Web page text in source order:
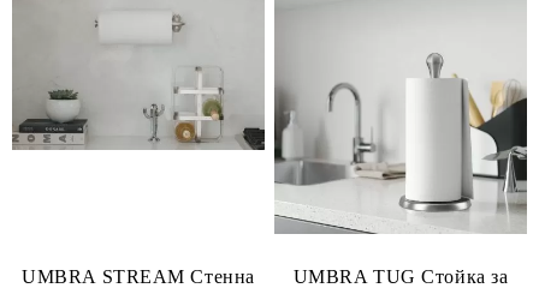
UMBRA STREAM Стенна
UMBRA TUG Стойка за